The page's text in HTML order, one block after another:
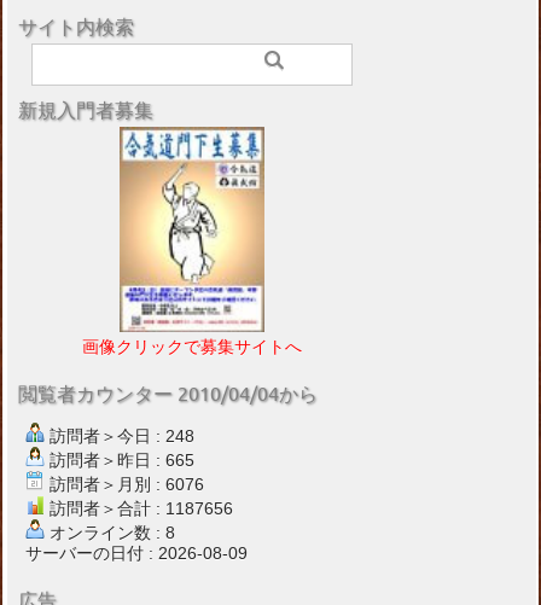
サイト内検索
新規入門者募集
画像クリックで募集サイトへ
閲覧者カウンター 2010/04/04から
訪問者＞今日 : 248
訪問者＞昨日 : 665
訪問者＞月別 : 6076
訪問者＞合計 : 1187656
オンライン数 : 8
サーバーの日付 : 2026-08-09
広告